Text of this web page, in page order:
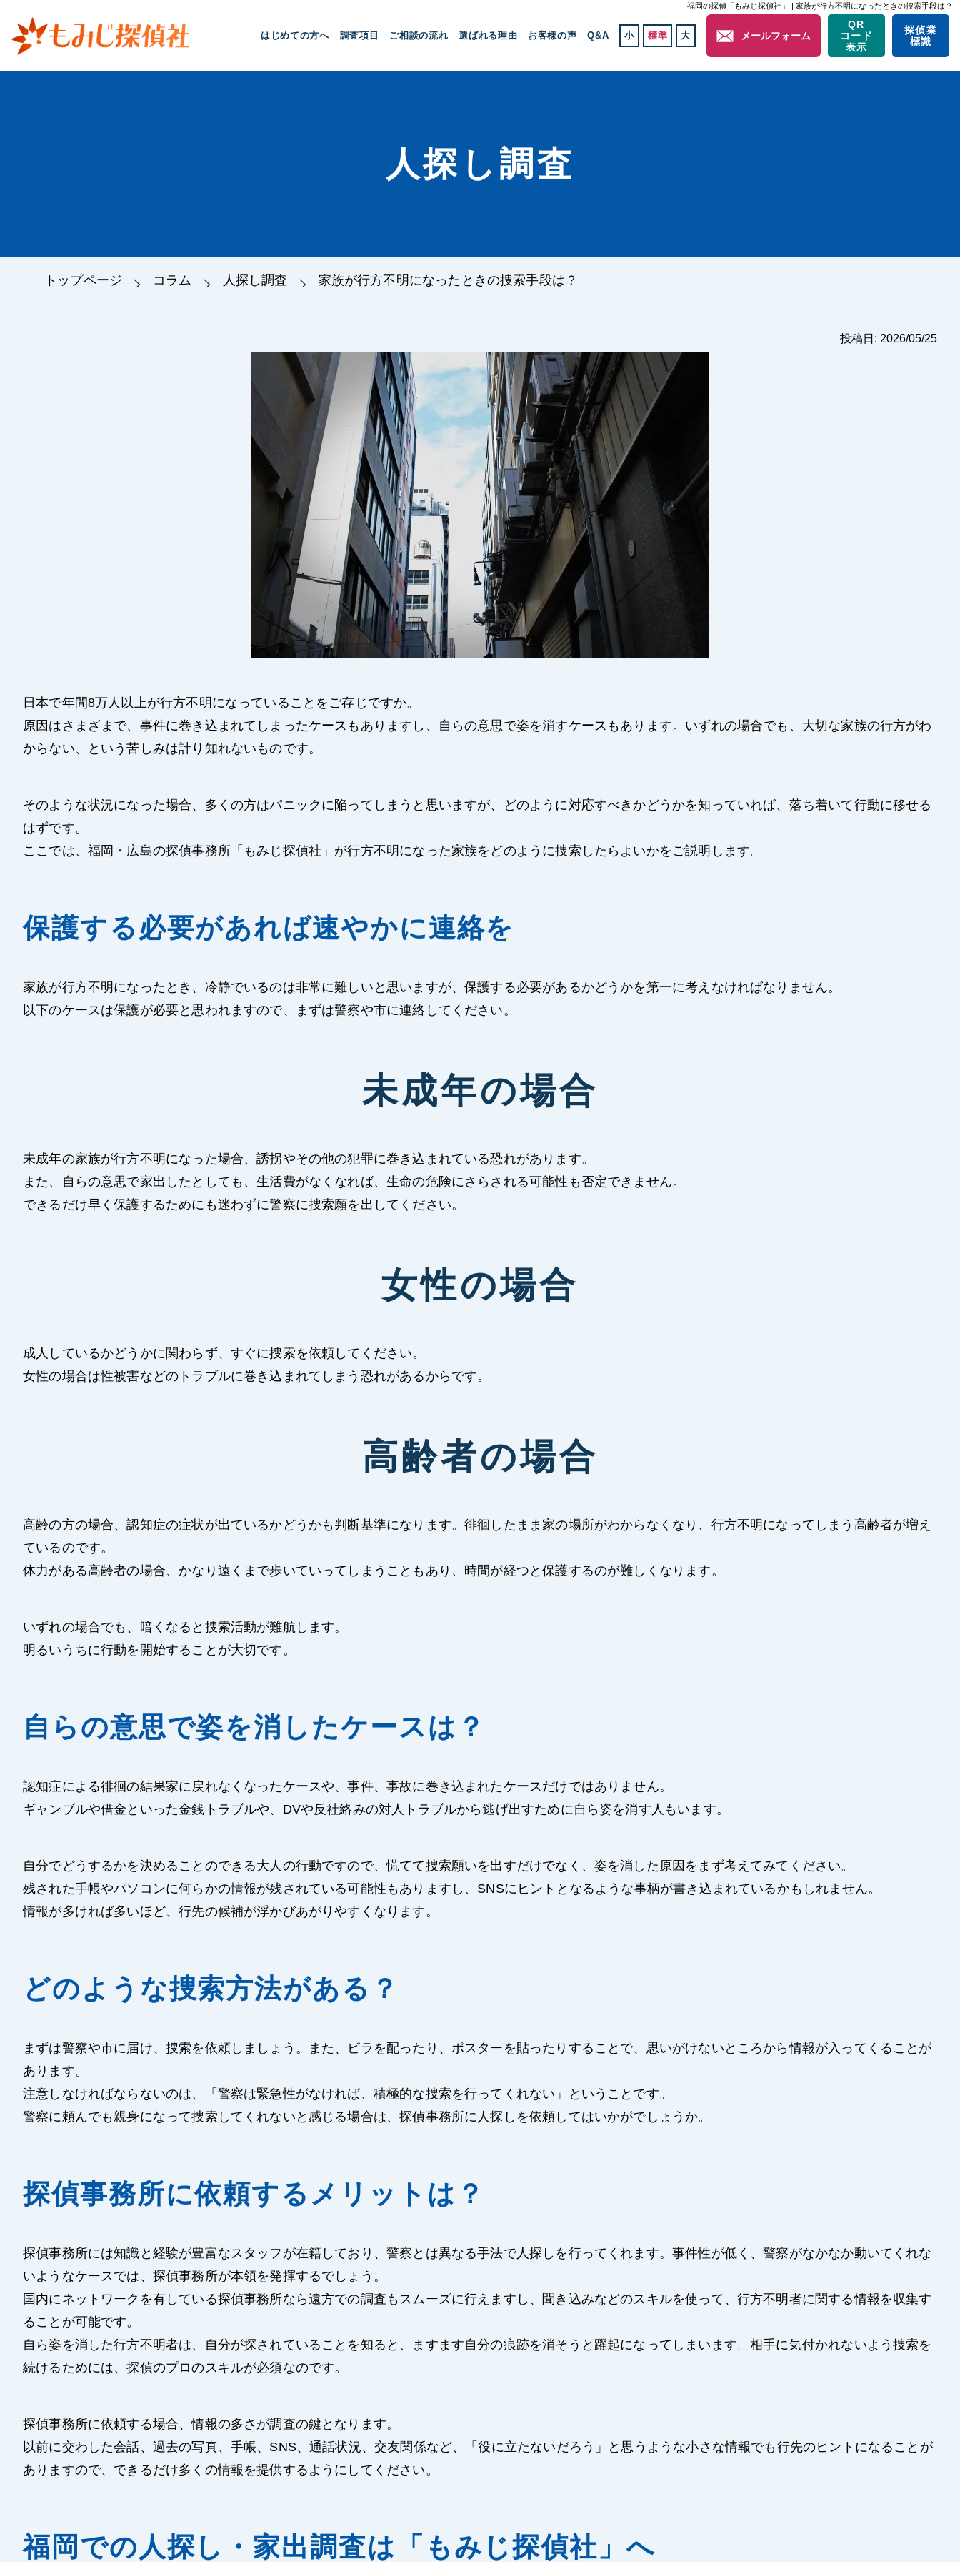
福岡の探偵「もみじ探偵社」 | 家族が行方不明になったときの捜索手段は？
はじめての方へ 調査項目 ご相談の流れ 選ばれる理由 お客様の声 Q&A 小 標準 大 メールフォーム
QR
コード
表示
探偵業
標識
人探し調査
トップページ コラム 人探し調査 家族が行方不明になったときの捜索手段は？
投稿日: 2026/05/25
日本で年間8万人以上が行方不明になっていることをご存じですか。
原因はさまざまで、事件に巻き込まれてしまったケースもありますし、自らの意思で姿を消すケースもあります。いずれの場合でも、大切な家族の行方がわ
からない、という苦しみは計り知れないものです。
そのような状況になった場合、多くの方はパニックに陥ってしまうと思いますが、どのように対応すべきかどうかを知っていれば、落ち着いて行動に移せる
はずです。
ここでは、福岡・広島の探偵事務所「もみじ探偵社」が行方不明になった家族をどのように捜索したらよいかをご説明します。
保護する必要があれば速やかに連絡を
家族が行方不明になったとき、冷静でいるのは非常に難しいと思いますが、保護する必要があるかどうかを第一に考えなければなりません。
以下のケースは保護が必要と思われますので、まずは警察や市に連絡してください。
未成年の場合
未成年の家族が行方不明になった場合、誘拐やその他の犯罪に巻き込まれている恐れがあります。
また、自らの意思で家出したとしても、生活費がなくなれば、生命の危険にさらされる可能性も否定できません。
できるだけ早く保護するためにも迷わずに警察に捜索願を出してください。
女性の場合
成人しているかどうかに関わらず、すぐに捜索を依頼してください。
女性の場合は性被害などのトラブルに巻き込まれてしまう恐れがあるからです。
高齢者の場合
高齢の方の場合、認知症の症状が出ているかどうかも判断基準になります。徘徊したまま家の場所がわからなくなり、行方不明になってしまう高齢者が増え
ているのです。
体力がある高齢者の場合、かなり遠くまで歩いていってしまうこともあり、時間が経つと保護するのが難しくなります。
いずれの場合でも、暗くなると捜索活動が難航します。
明るいうちに行動を開始することが大切です。
自らの意思で姿を消したケースは？
認知症による徘徊の結果家に戻れなくなったケースや、事件、事故に巻き込まれたケースだけではありません。
ギャンブルや借金といった金銭トラブルや、DVや反社絡みの対人トラブルから逃げ出すために自ら姿を消す人もいます。
自分でどうするかを決めることのできる大人の行動ですので、慌てて捜索願いを出すだけでなく、姿を消した原因をまず考えてみてください。
残された手帳やパソコンに何らかの情報が残されている可能性もありますし、SNSにヒントとなるような事柄が書き込まれているかもしれません。
情報が多ければ多いほど、行先の候補が浮かびあがりやすくなります。
どのような捜索方法がある？
まずは警察や市に届け、捜索を依頼しましょう。また、ビラを配ったり、ポスターを貼ったりすることで、思いがけないところから情報が入ってくることが
あります。
注意しなければならないのは、「警察は緊急性がなければ、積極的な捜索を行ってくれない」ということです。
警察に頼んでも親身になって捜索してくれないと感じる場合は、探偵事務所に人探しを依頼してはいかがでしょうか。
探偵事務所に依頼するメリットは？
探偵事務所には知識と経験が豊富なスタッフが在籍しており、警察とは異なる手法で人探しを行ってくれます。事件性が低く、警察がなかなか動いてくれな
いようなケースでは、探偵事務所が本領を発揮するでしょう。
国内にネットワークを有している探偵事務所なら遠方での調査もスムーズに行えますし、聞き込みなどのスキルを使って、行方不明者に関する情報を収集す
ることが可能です。
自ら姿を消した行方不明者は、自分が探されていることを知ると、ますます自分の痕跡を消そうと躍起になってしまいます。相手に気付かれないよう捜索を
続けるためには、探偵のプロのスキルが必須なのです。
探偵事務所に依頼する場合、情報の多さが調査の鍵となります。
以前に交わした会話、過去の写真、手帳、SNS、通話状況、交友関係など、「役に立たないだろう」と思うような小さな情報でも行先のヒントになることが
ありますので、できるだけ多くの情報を提供するようにしてください。
福岡での人探し・家出調査は「もみじ探偵社」へ